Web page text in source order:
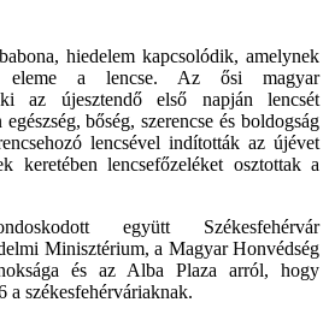
hiedelem kapcsolódik, amelynek
eleme a lencse. Az ősi magyar
az újesztendő első napján lencsét
bőség, szerencse és boldogság
lencsével indították az újévet
keretében lencsefőzeléket osztottak a
együtt Székesfehérvár
Minisztérium, a Magyar Honvédség
és az Alba Plaza arról, hogy
a székesfehérváriaknak.